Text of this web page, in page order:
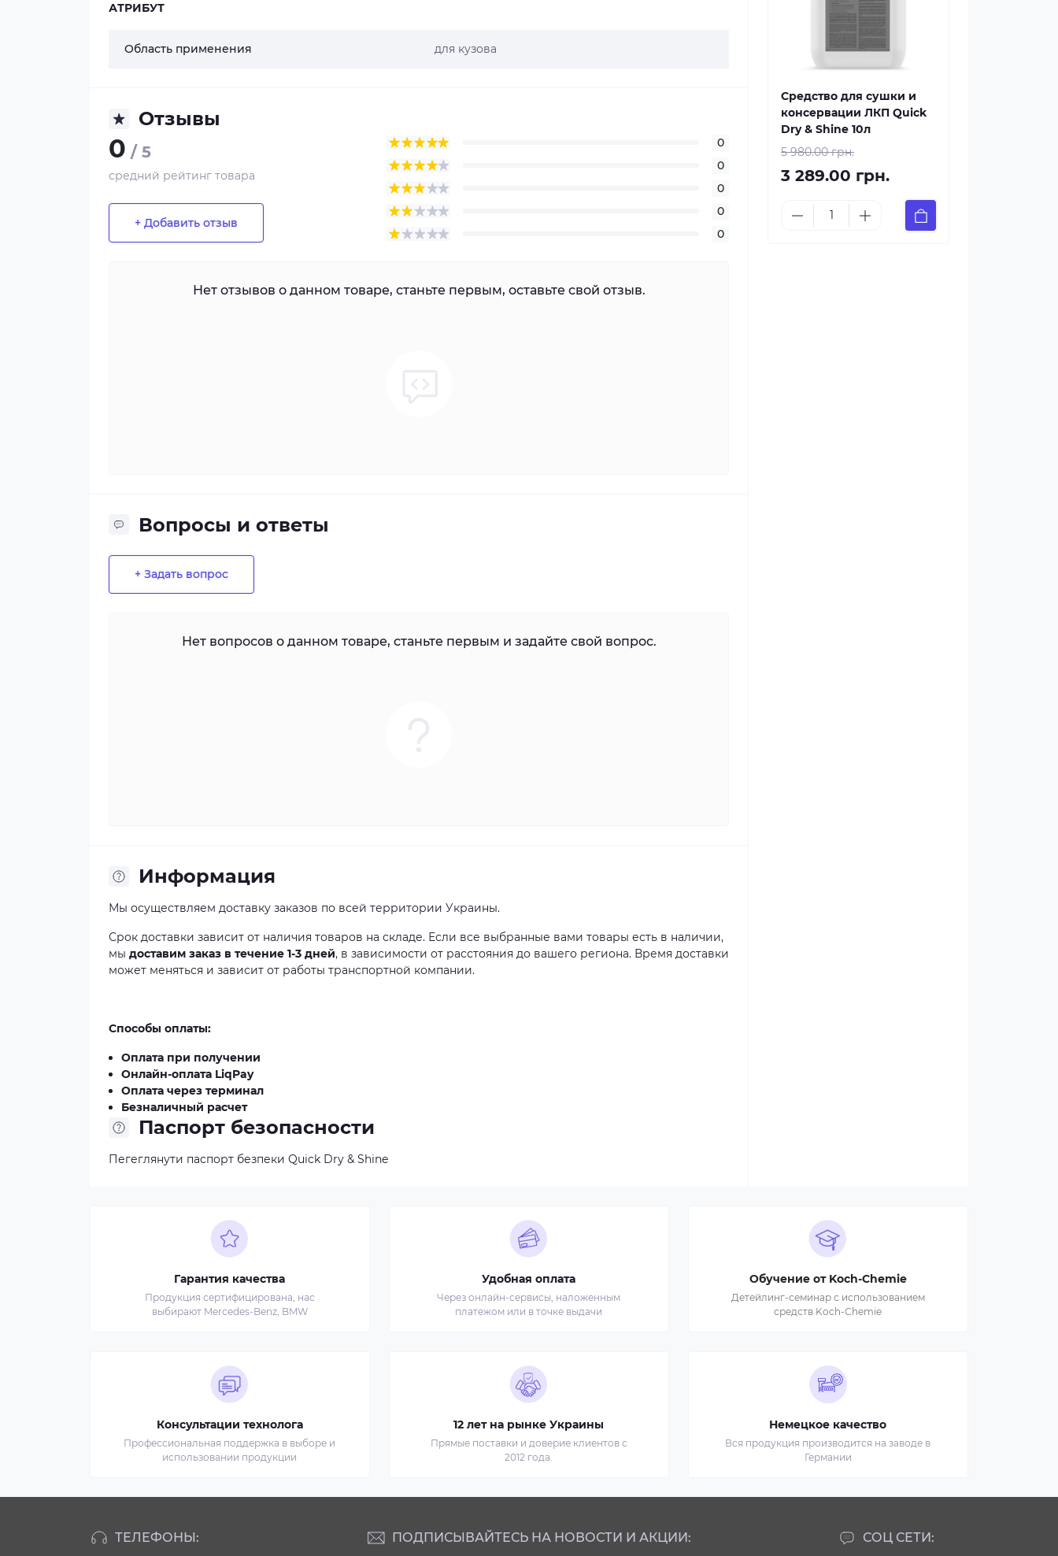
АТРИБУТ
Область применения для кузова
Отзывы
0 / 5
средний рейтинг товара
+ Добавить отзыв
0
0
0
0
0
Нет отзывов о данном товаре, станьте первым, оставьте свой отзыв.
Вопросы и ответы
+ Задать вопрос
Нет вопросов о данном товаре, станьте первым и задайте свой вопрос.
Информация
Мы осуществляем доставку заказов по всей территории Украины.
Срок доставки зависит от наличия товаров на складе. Если все выбранные вами товары есть в наличии,
мы доставим заказ в течение 1-3 дней, в зависимости от расстояния до вашего региона. Время доставки
может меняться и зависит от работы транспортной компании.
Способы оплаты:
Оплата при получении
Онлайн-оплата LiqPay
Оплата через терминал
Безналичный расчет
Паспорт безопасности
Пегеглянути паспорт безпеки Quick Dry & Shine
Средство для сушки и
консервации ЛКП Quick
Dry & Shine 10л
5 980.00 грн.
3 289.00 грн.
Гарантия качества
Продукция сертифицирована, нас
выбирают Mercedes-Benz, BMW
Удобная оплата
Через онлайн-сервисы, наложенным
платежом или в точке выдачи
Обучение от Koch-Chemie
Детейлинг-семинар с использованием
средств Koch-Chemie
Консультации технолога
Профессиональная поддержка в выборе и
использовании продукции
12 лет на рынке Украины
Прямые поставки и доверие клиентов с
2012 года.
Немецкое качество
Вся продукция производится на заводе в
Германии
ТЕЛЕФОНЫ: СОЦ СЕТИ:
ПОДПИСЫВАЙТЕСЬ НА НОВОСТИ И АКЦИИ: